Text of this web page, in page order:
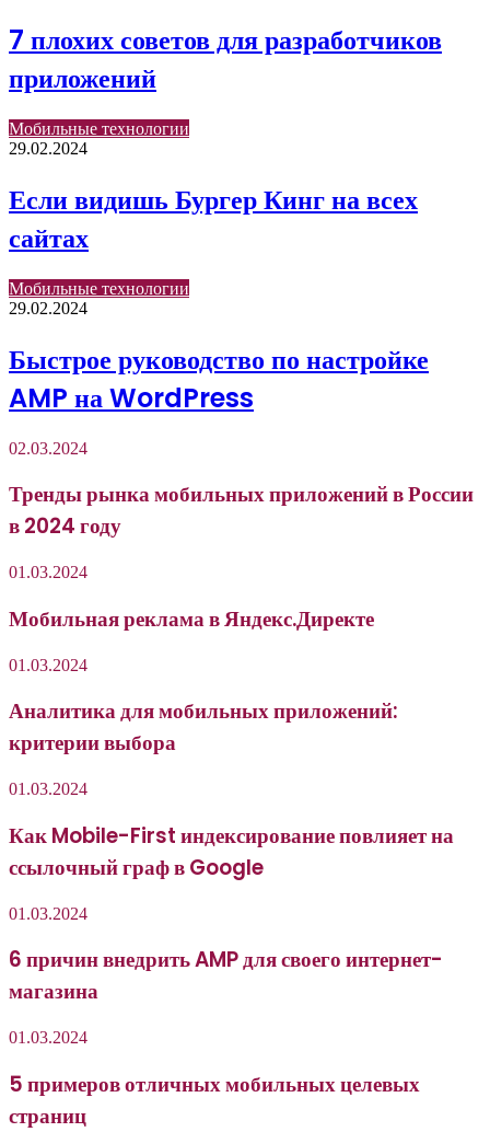
7 плохих советов для разработчиков
приложений
Мобильные технологии
29.02.2024
Если видишь Бургер Кинг на всех
сайтах
Мобильные технологии
29.02.2024
Быстрое руководство по настройке
AMP на WordPress
02.03.2024
Тренды рынка мобильных приложений в России
в 2024 году
01.03.2024
Мобильная реклама в Яндекс.Директе
01.03.2024
Аналитика для мобильных приложений:
критерии выбора
01.03.2024
Как Mobile-First индексирование повлияет на
ссылочный граф в Google
01.03.2024
6 причин внедрить AMP для своего интернет-
магазина
01.03.2024
5 примеров отличных мобильных целевых
страниц